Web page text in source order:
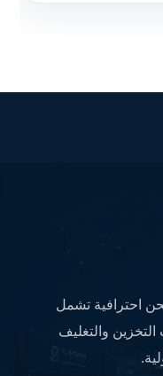
احترافية تشمل
والتغليف